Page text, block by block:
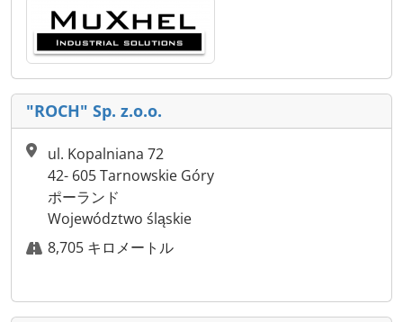
"ROCH" Sp. z.o.o.
ul. Kopalniana 72
42- 605 Tarnowskie Góry
ポーランド
Województwo śląskie
8,705 キロメートル